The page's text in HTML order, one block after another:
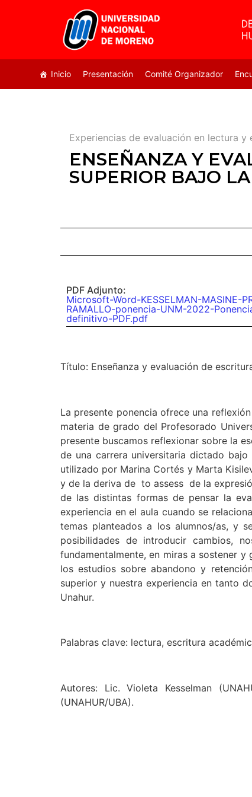
Inicio Presentación Comité Organizador
Experiencias de evaluación en lectura y
ENSEÑANZA Y
SUPERIOR BAJO
PDF Adjunto:
Microsoft-Word-KESSELMAN-MASINE-
RAMALLO-ponencia-UNM-2022-
definitivo-PDF.pdf
Título: Enseñanza y evaluación de
La presente ponencia ofrece una
materia de grado del Profesorado
presente buscamos reflexionar sobre la
de una carrera universitaria dictado
utilizado por Marina Cortés y Marta
y de la deriva de to assess de la
de las distintas formas de pensar la
experiencia en el aula cuando se
temas planteados a los alumnos/as, y
posibilidades de introducir cambios,
fundamentalmente, en miras a sostener
los estudios sobre abandono y
superior y nuestra experiencia en tanto
Unahur.
Palabras clave: lectura, escritura
Autores: Lic. Violeta Kesselman
(UNAHUR/UBA).